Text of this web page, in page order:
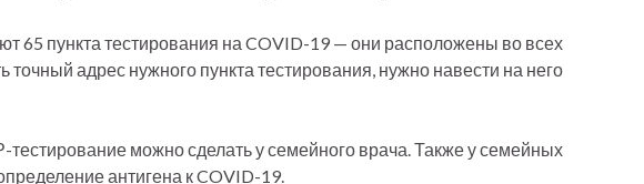
65 пункта тестирования на COVID-19 — они расположены во всех
точный адрес нужного пункта тестирования, нужно навести на него
тестирование можно сделать у семейного врача. Также у семейных
антигена к COVID-19.